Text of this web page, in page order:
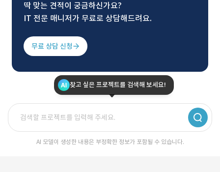
딱 맞는 견적이 궁금하신가요?
IT 전문 매니저가 무료로 상담해드려요.
무료 상담 신청
찾고 싶은 프로젝트를 검색해 보세요!
AI 모델이 생성한 내용은 부정확한 정보가 포함될 수 있습니다.